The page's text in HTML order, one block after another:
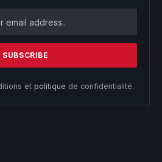
et politique de confidentialité.